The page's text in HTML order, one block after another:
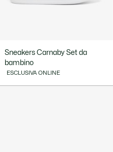
Sneakers Carnaby Set da
bambino
ESCLUSIVA ONLINE